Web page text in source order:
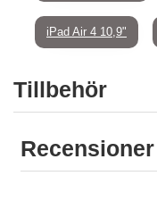
iPad Air 4 10,9"
Tillbehör
Recensioner